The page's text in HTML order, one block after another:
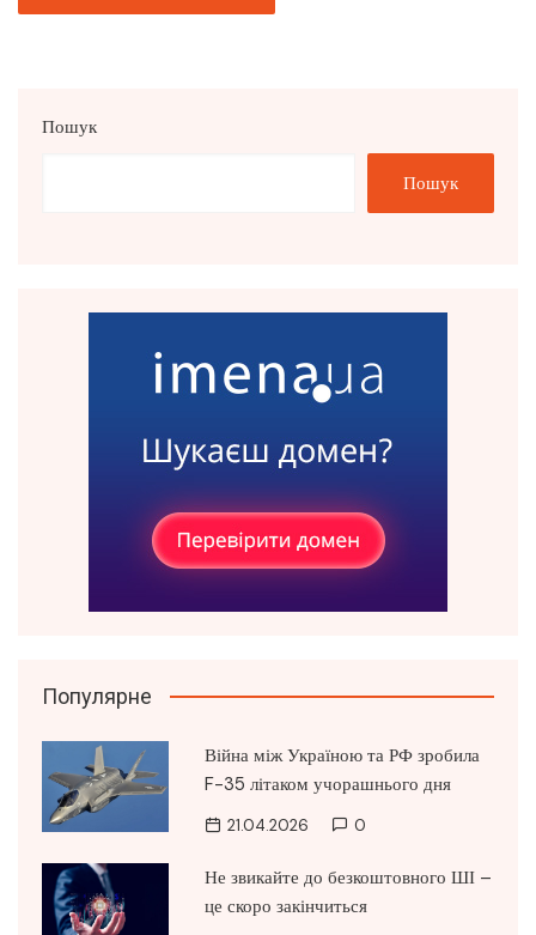
Пошук
Пошук
Популярне
Війна між Україною та РФ зробила
F-35 літаком учорашнього дня
21.04.2026 0
Не звикайте до безкоштовного ШІ –
це скоро закінчиться